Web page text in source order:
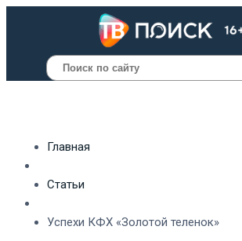
Поиск
Главная
Статьи
Успехи КФХ «Золотой теленок»